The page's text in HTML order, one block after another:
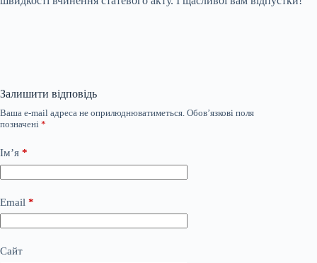
Залишити відповідь
Ваша e-mail адреса не оприлюднюватиметься. Обов’язкові поля
позначені *
Ім’я *
Email *
Сайт